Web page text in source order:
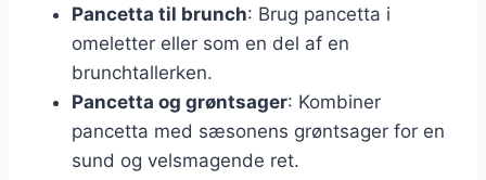
Pancetta til brunch: Brug pancetta i
omeletter eller som en del af en
brunchtallerken.
Pancetta og grøntsager: Kombiner
pancetta med sæsonens grøntsager for en
sund og velsmagende ret.